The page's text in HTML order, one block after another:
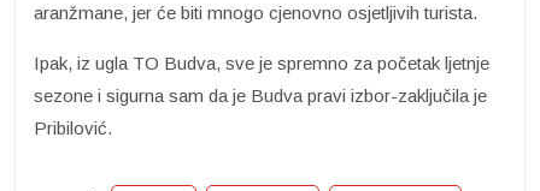
aranžmane, jer će biti mnogo cjenovno osjetljivih turista.
Ipak, iz ugla TO Budva, sve je spremno za početak ljetnje
sezone i sigurna sam da je Budva pravi izbor-zaključila je
Pribilović.